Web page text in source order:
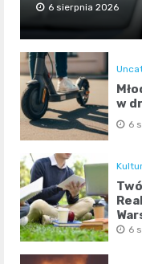
6 sierpnia 2026
w
6
6